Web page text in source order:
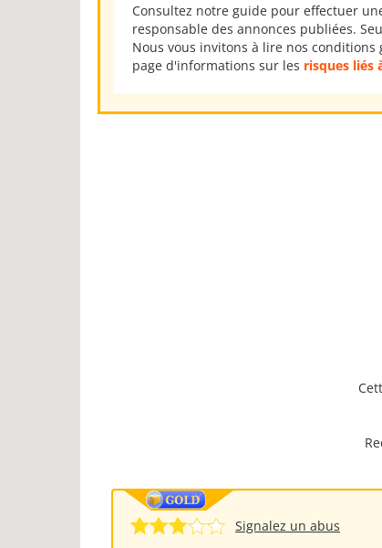
Consultez notre guide pour effectuer
responsable des annonces publiées.
Nous vous invitons à lire nos
page d'informations sur les risques liés
Signalez un abus